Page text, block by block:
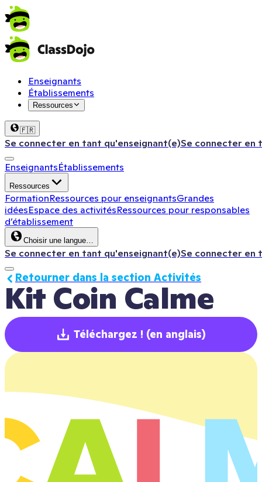
Enseignants
Établissements
Ressources
🇫🇷
Se connecter en tant qu'enseignant(e)Se connecter en
EnseignantsÉtablissements
Ressources
FormationRessources pour enseignantsGrandes
idéesEspace des activitésRessources pour responsables
d’établissement
Choisir une langue…
Se connecter en tant qu'enseignant(e)Se connecter en
Kit Coin Calme
Retourner dans la section Activités
Téléchargez ! (en anglais)